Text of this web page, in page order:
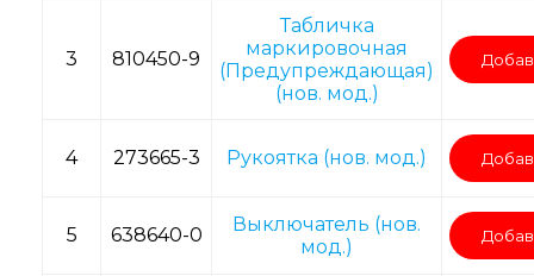
3 810450-9
Табличка
маркировочная
(Предупреждающая)
(нов. мод.)
4 273665-3 Рукоятка (нов. мод.)
5 638640-0
Выключатель (нов.
мод.)